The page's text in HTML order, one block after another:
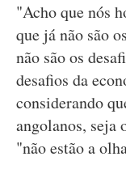
"Acho que nós
que já não são
não são os
desafios da
considerando
angolanos, seja
"não estão a